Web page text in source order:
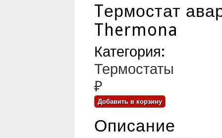
Tермостат
Thermona
Категория:
Термостаты
₽
Описание